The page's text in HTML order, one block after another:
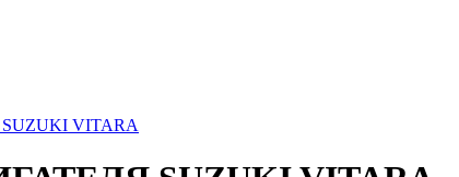
VITARA